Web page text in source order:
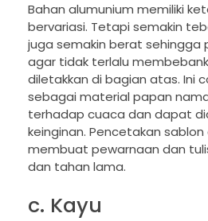
Bahan alumunium memiliki
bervariasi. Tetapi semakin
juga semakin berat sehingga
agar tidak terlalu
diletakkan di bagian atas. Ini
sebagai material papan
terhadap cuaca dan dapat
keinginan. Pencetakan
membuat pewarnaan dan
dan tahan lama.
c. Kayu